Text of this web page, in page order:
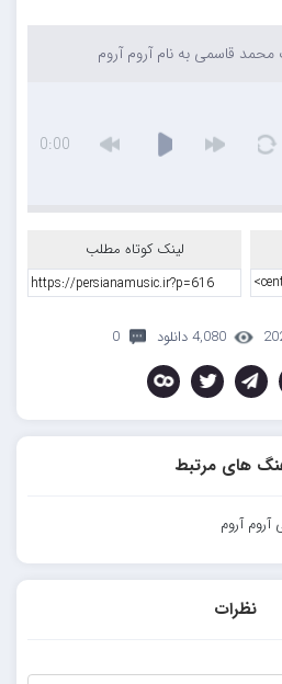
قاسمی به نام آروم آروم
0:00
لینک کوتاه مطلب
4,080 دانلود 0
های مرتبط
آروم
نظرات